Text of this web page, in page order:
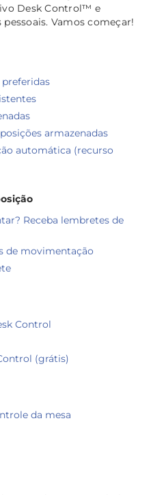
Desk Control™ e
Vamos começar!
preferidas
armazenadas
automática (recurso
Receba lembretes de
de movimentação
Control
(grátis)
da mesa